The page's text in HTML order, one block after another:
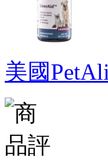
美國